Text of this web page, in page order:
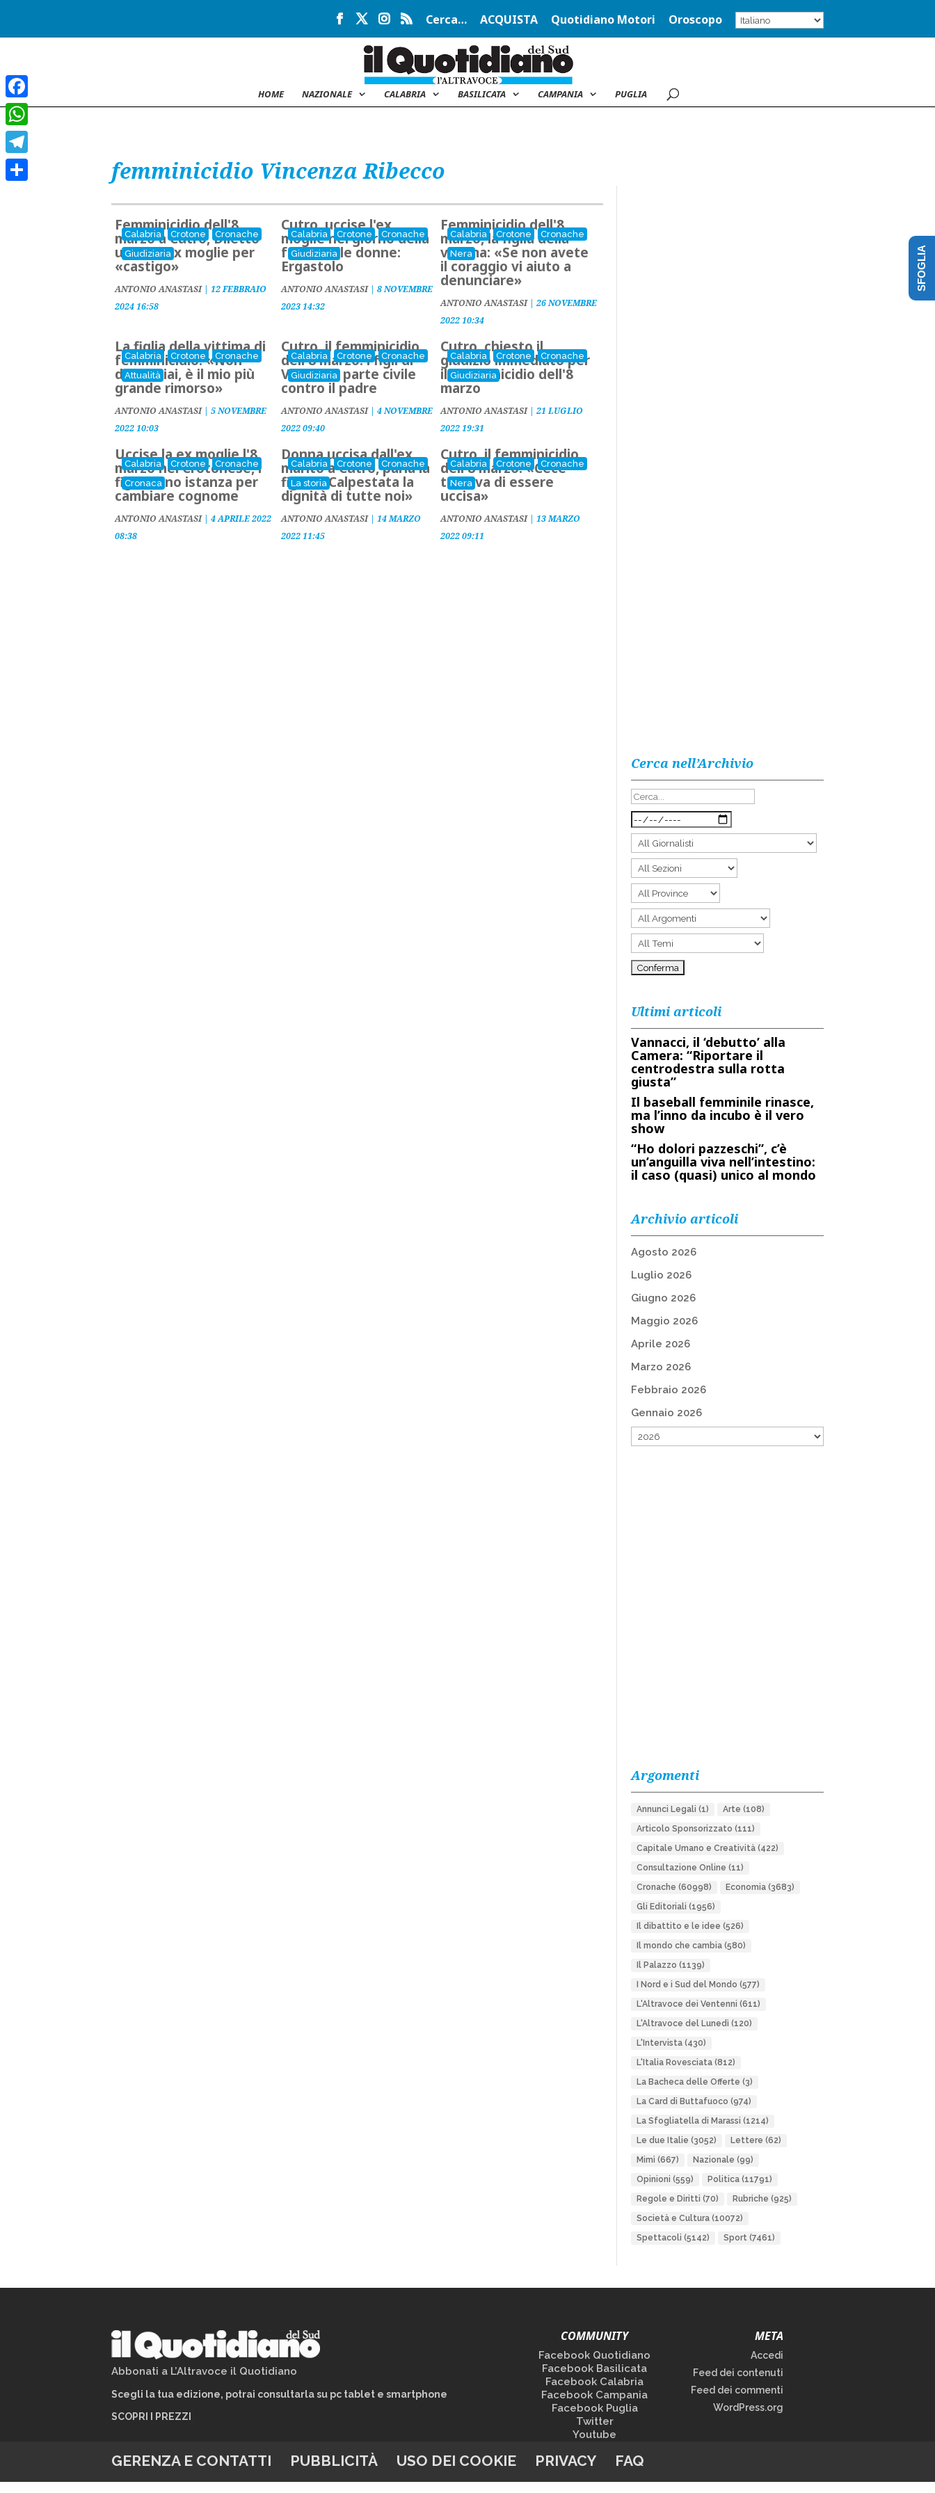
Cerca… ACQUISTA Quotidiano Motori Oroscopo
HOME NAZIONALE CALABRIA BASILICATA CAMPANIA PUGLIA
femminicidio Vincenza Ribecco
Calabria Crotone
Cronache
Giudiziaria
Femminicidio dell'8
marzo a Cutro, Diletto
uccise l'ex moglie per
«castigo»
ANTONIO ANASTASI| 12 FEBBRAIO
2024 16:58
Calabria Crotone
Cronache
Giudiziaria
Cutro, uccise l'ex
moglie nel giorno della
festa delle donne:
Ergastolo
ANTONIO ANASTASI|8 NOVEMBRE
2023 14:32
Calabria Crotone
Cronache
Nera
Femminicidio dell'8
marzo, la figlia della
vittima: «Se non avete
il coraggio vi aiuto a
denunciare»
ANTONIO ANASTASI|26 NOVEMBRE
2022 10:34
Calabria Crotone
Cronache
Attualità
La figlia della vittima di
femminicidio: «Non
denunciai, è il mio più
grande rimorso»
ANTONIO ANASTASI| 5 NOVEMBRE
2022 10:03
Calabria Crotone
Cronache
Giudiziaria
Cutro, il femminicidio
dell'8 marzo: i figli di
Vincenza parte civile
contro il padre
ANTONIO ANASTASI|4 NOVEMBRE
2022 09:40
Calabria Crotone
Cronache
Giudiziaria
Cutro, chiesto il
giudizio immediato per
il femminicidio dell'8
marzo
ANTONIO ANASTASI|21 LUGLIO
2022 19:31
Calabria Crotone
Cronache
Cronaca
Uccise la ex moglie l'8
marzo nel Crotonese, i
figli fanno istanza per
cambiare cognome
ANTONIO ANASTASI| 4 APRILE 2022
08:38
Calabria Crotone
Cronache
La storia
Donna uccisa dall'ex
marito a Cutro, parla la
figlia: «Calpestata la
dignità di tutte noi»
ANTONIO ANASTASI|14 MARZO
2022 11:45
Calabria Crotone
Cronache
Nera
Cutro, il femminicidio
dell'8 marzo: «Cecè
temeva di essere
uccisa»
ANTONIO ANASTASI|13 MARZO
2022 09:11
Cerca nell’Archivio
Ultimi articoli
Vannacci, il ‘debutto’ alla
Camera: “Riportare il
centrodestra sulla rotta
giusta”
Il baseball femminile rinasce,
ma l’inno da incubo è il vero
show
“Ho dolori pazzeschi”, c’è
un’anguilla viva nell’intestino:
il caso (quasi) unico al mondo
Archivio articoli
Agosto 2026
Luglio 2026
Giugno 2026
Maggio 2026
Aprile 2026
Marzo 2026
Febbraio 2026
Gennaio 2026
Argomenti
Annunci Legali (1) Arte (108)
Articolo Sponsorizzato (111)
Capitale Umano e Creatività(422)
Consultazione Online (11)
Cronache (60998) Economia(3683)
Gli Editoriali (1956)
Il dibattito e le idee (526)
Il mondo che cambia(580)
Il Palazzo (1139)
I Nord e i Sud del Mondo (577)
L'Altravoce dei Ventenni (611)
L'Altravoce del Lunedì (120)
L'Intervista(430)
L'Italia Rovesciata(812)
La Bacheca delle Offerte (3)
La Card di Buttafuoco (974)
La Sfogliatella di Marassi (1214)
Le due Italie (3052) Lettere (62)
Mimì (667) Nazionale (99)
Opinioni (559) Politica(11791)
Regole e Diritti (70) Rubriche (925)
Società e Cultura(10072)
Spettacoli (5142) Sport(7461)
Abbonati a L’Altravoce il Quotidiano
Scegli la tua edizione, potrai consultarla su pc tablet e smartphone
SCOPRI I PREZZI
COMMUNITY
Facebook Quotidiano
Facebook Basilicata
Facebook Calabria
Facebook Campania
Facebook Puglia
Twitter
Youtube
META
Accedi
Feed dei contenuti
Feed dei commenti
WordPress.org
GERENZA E CONTATTI PUBBLICITÀ USO DEI COOKIE PRIVACY FAQ
Facebook
WhatsApp
Telegram
SFOGLIA